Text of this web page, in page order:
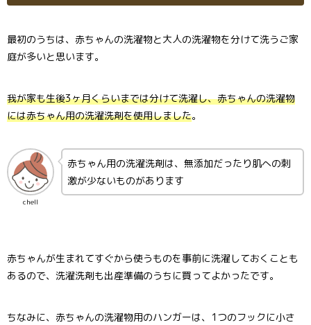
最初のうちは、赤ちゃんの洗濯物と大人の洗濯物を分けて洗うご家
庭が多いと思います。
我が家も生後3ヶ月くらいまでは分けて洗濯し、赤ちゃんの洗濯物
には赤ちゃん用の洗濯洗剤を使用しました。
chell
赤ちゃん用の洗濯洗剤は、無添加だったり肌への刺
激が少ないものがあります
赤ちゃんが生まれてすぐから使うものを事前に洗濯しておくことも
あるので、洗濯洗剤も出産準備のうちに買ってよかったです。
ちなみに、赤ちゃんの洗濯物用のハンガーは、1つのフックに小さ